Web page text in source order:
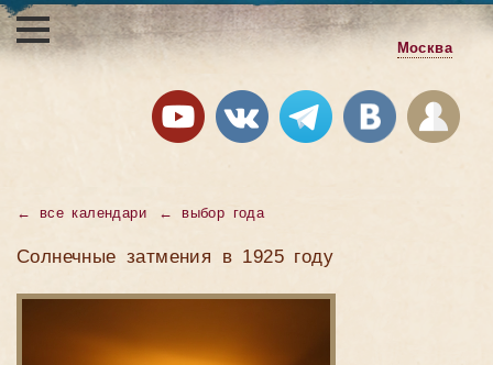
Москва
← все календари ←выбор года
Солнечные затмения в 1925 году